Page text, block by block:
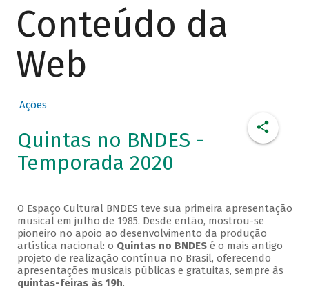
Conteúdo da
Web
Ações
Quintas no BNDES -
Temporada 2020
O Espaço Cultural BNDES teve sua primeira apresentação
musical em julho de 1985. Desde então, mostrou-se
pioneiro no apoio ao desenvolvimento da produção
artística nacional: o Quintas no BNDESé o mais antigo
projeto de realização contínua no Brasil, oferecendo
apresentações musicais públicas e gratuitas, sempre às
quintas-feiras às 19h.